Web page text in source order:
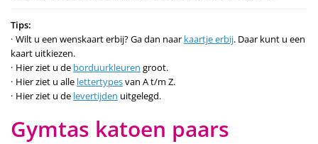
Tips:
Wilt u een wenskaart erbij? Ga dan naar kaartje erbij. Daar kunt u een
kaart uitkiezen.
Hier ziet u de borduurkleuren groot.
Hier ziet u alle lettertypesvan A t/m Z.
Hier ziet u de levertijden uitgelegd.
Gymtas katoen paars